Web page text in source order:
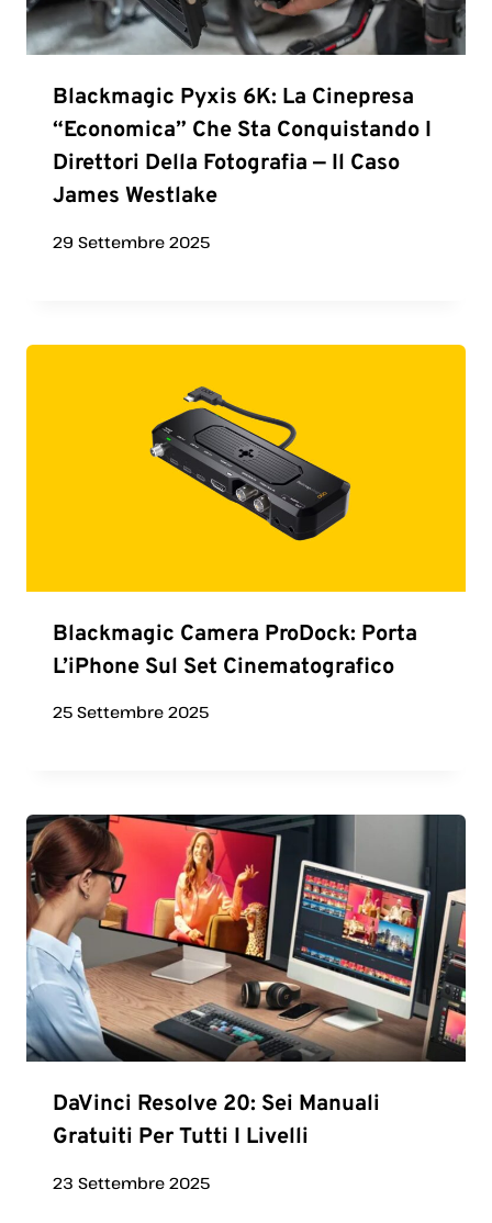
Blackmagic Pyxis 6K: La Cinepresa
“economica” Che Sta Conquistando I
Direttori Della Fotografia — Il Caso
James Westlake
29 Settembre 2025
Blackmagic Camera ProDock: Porta
L’iPhone Sul Set Cinematografico
25 Settembre 2025
DaVinci Resolve 20: Sei Manuali
Gratuiti Per Tutti I Livelli
23 Settembre 2025